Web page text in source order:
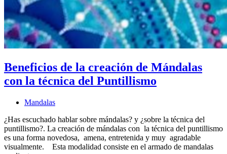
Beneficios de la creación de Mándalas
con la técnica del Puntillismo
Mandalas
¿Has escuchado hablar sobre mándalas? y ¿sobre la técnica del
puntillismo?. La creación de mándalas con la técnica del puntillismo
es una forma novedosa, amena, entretenida y muy agradable
visualmente. Esta modalidad consiste en el armado de mandalas